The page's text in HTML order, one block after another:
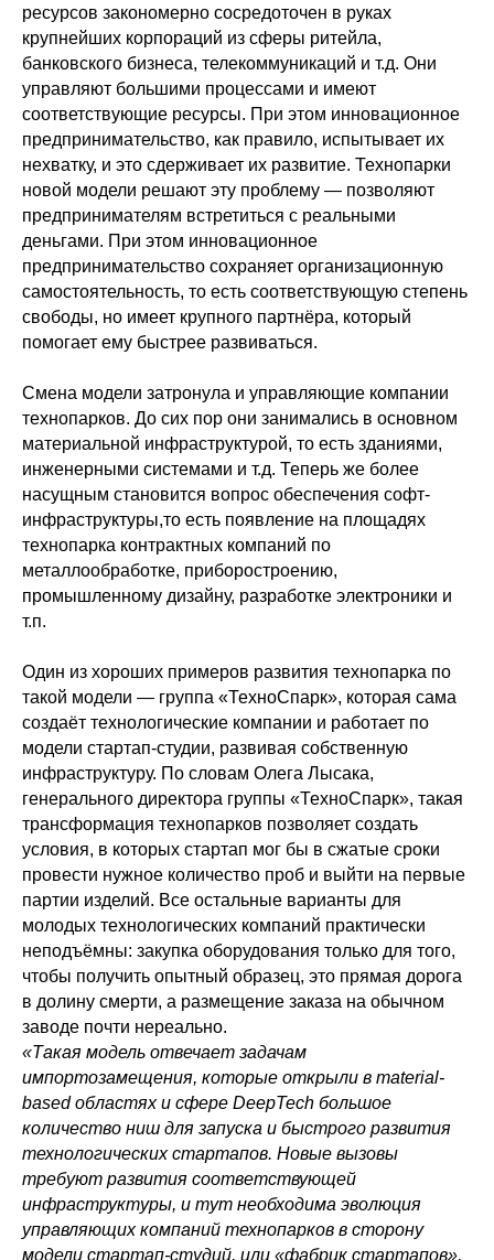
ресурсов закономерно сосредоточен в руках
крупнейших корпораций из сферы ритейла,
банковского бизнеса, телекоммуникаций и т.д. Они
управляют большими процессами и имеют
соответствующие ресурсы. При этом инновационное
предпринимательство, как правило, испытывает их
нехватку, и это сдерживает их развитие. Технопарки
новой модели решают эту проблему — позволяют
предпринимателям встретиться с реальными
деньгами. При этом инновационное
предпринимательство сохраняет организационную
самостоятельность, то есть соответствующую степень
свободы, но имеет крупного партнёра, который
помогает ему быстрее развиваться.
Смена модели затронула и управляющие компании
технопарков. До сих пор они занимались в основном
материальной инфраструктурой, то есть зданиями,
инженерными системами и т.д. Теперь же более
насущным становится вопрос обеспечения софт-
инфраструктуры,то есть появление на площадях
технопарка контрактных компаний по
металлообработке, приборостроению,
промышленному дизайну, разработке электроники и
т.п.
Один из хороших примеров развития технопарка по
такой модели — группа «ТехноСпарк», которая сама
создаёт технологические компании и работает по
модели стартап-студии, развивая собственную
инфраструктуру. По словам Олега Лысака,
генерального директора группы «ТехноСпарк», такая
трансформация технопарков позволяет создать
условия, в которых стартап мог бы в сжатые сроки
провести нужное количество проб и выйти на первые
партии изделий. Все остальные варианты для
молодых технологических компаний практически
неподъёмны: закупка оборудования только для того,
чтобы получить опытный образец, это прямая дорога
в долину смерти, а размещение заказа на обычном
заводе почти нереально.
«Такая модель отвечает задачам
импортозамещения, которые открыли в material-
based областях и сфере DeepTech большое
количество ниш для запуска и быстрого развития
технологических стартапов. Новые вызовы
требуют развития соответствующей
инфраструктуры, и тут необходима эволюция
управляющих компаний технопарков в сторону
модели стартап-студий, или «фабрик стартапов»,